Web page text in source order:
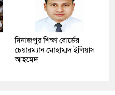
দিনাজপুর শিক্ষা বোর্ডের
চেয়ারম্যান মোহাম্মদ ইলিয়াস
আহমেদ